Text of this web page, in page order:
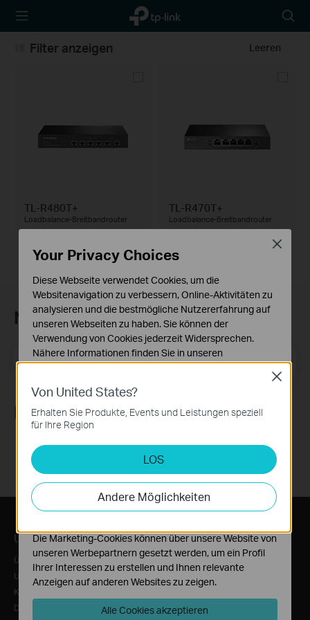
TP-Link,
Reliably
icon
Leeren
Filter anzeigen
TL-R480T+
Loadbalance-Breitbandrouter
TL-R470T+
Loadbalance-Breitbandrouter
Newsletter abonnieren
E-Mail-Adresse Registrieren
Folge uns
Über TP-Link
Über uns
Unternehmensprofil
Kontakt
Datenschutzhinweise
Press
News/Presse
Partners
Partner Program
Von United States?
Erhalten Sie Produkte, Events und Leistungen speziell
für Ihre Region
LOS
Andere Möglichkeiten
Close
Your Privacy Choices
Diese Webseite verwendet Cookies, um die
Websitenavigation zu verbessern, Online-Aktivitäten zu
analysieren und die bestmögliche Nutzererfahrung auf
unseren Webseiten zu haben. Sie können der
Verwendung von Cookies jederzeit Widersprechen.
Nähere Informationen finden Sie in unseren
Datenschutzhinweisen.
Notwendige Cookies
Diese Cookies sind zur Funktion der Website
erforderlich und können in Ihren Systemen nicht
Analyse- und Marketing-Cookies
Analyse-Cookies ermöglichen es uns, Ihre Aktivitäten
auf unserer Website zu analysieren, um die
Funktionsweise unserer Website zu verbessern und
Die Marketing-Cookies können über unsere Website von
unseren Werbepartnern gesetzt werden, um ein Profil
Ihrer Interessen zu erstellen und Ihnen relevante
Anzeigen auf anderen Websites zu zeigen.
Alle Cookies akzeptieren
Close